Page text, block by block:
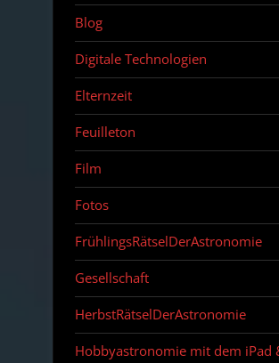
Blog
Digitale Technologien
Elternzeit
Feuilleton
Film
Fotos
FrühlingsRätselDerAstronomie
Gesellschaft
HerbstRätselDerAstronomie
Hobbyastronomie mit dem iPad